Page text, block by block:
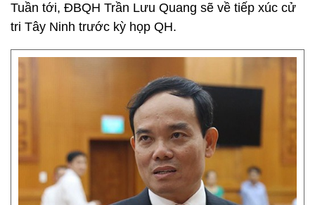
Tuần tới, ĐBQH Trần Lưu Quang sẽ về tiếp xúc cử
tri Tây Ninh trước kỳ họp QH.